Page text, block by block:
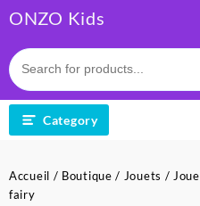
to
content
ONZO Kids
Category
Accueil / Boutique / Jouets /
fairy